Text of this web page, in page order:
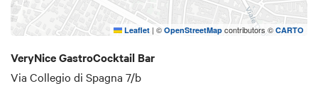
Leaflet | © OpenStreetMap contributors © CARTO
VeryNice GastroCocktail Bar
Via Collegio di Spagna 7/b